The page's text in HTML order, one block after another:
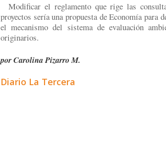
Modificar el reglamento que rige las
proyectos sería una propuesta de Economía para
el mecanismo del sistema de evaluación
originarios.
por Carolina Pizarro M.
Diario La Tercera